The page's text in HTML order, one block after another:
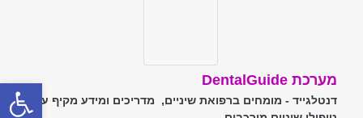
מערכת DentalGuide
דנטלגייד - מומחים ברפואת שיניים, מדריכים ומידע מקיף על פתח